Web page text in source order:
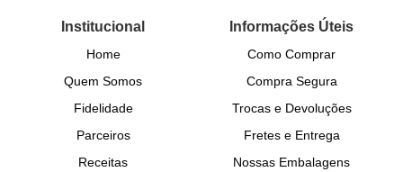
Institucional
Home
Quem Somos
Fidelidade
Parceiros
Receitas
Informações Úteis
Como Comprar
Compra Segura
Trocas e Devoluções
Fretes e Entrega
Nossas Embalagens